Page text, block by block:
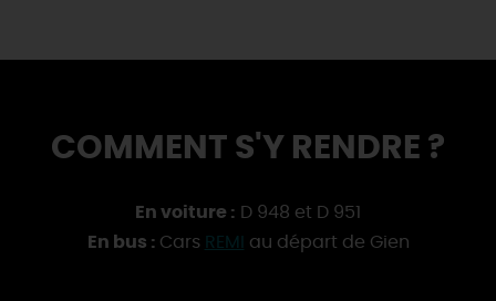
COMMENT S'Y RENDRE ?
En voiture : D 948 et D 951
En bus : Cars REMI au départ de Gien